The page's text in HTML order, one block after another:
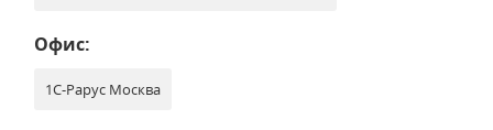
Офис:
1С-Рарус Москва